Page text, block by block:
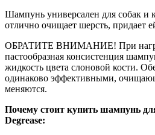
Шампунь универсален для собак и
отлично очищает шерсть, придает
ОБРАТИТЕ ВНИМАНИЕ! При
пастообразная консистенция
жидкость цвета слоновой кости.
одинаково эффективными,
меняются.
Почему стоит купить шампунь
Degrease: